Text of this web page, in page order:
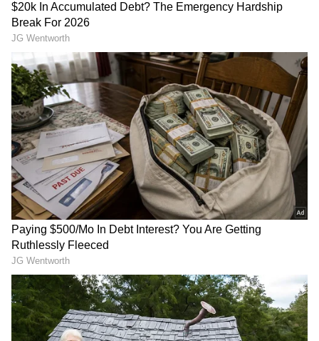
ಹೌದು. ದೇಶದ ಯಾವುದೇ ಪ್ರಮುಖ ಧಾರ್ಮಿಕ ಸ್ಥಳದಲ್ಲಿ
ನಿರ್ವಹಣೆಯಲ್ಲಿನ ಲೋಪಗಳು ಕಂಡುಬಂದಾಗ, ಇತರ
ಶ್ರೀಮಂತ ದೇವಾಲಯಗಳು ಮತ್ತು ಅವುಗಳ ವ್ಯವಸ್ಥೆಗಳ ಬಗ್ಗೆ
ಚರ್ಚೆಗಳು ಪ್ರಾರಂಭವಾಗುತ್ತವೆ. ಪ್ರತಿ ವರ್ಷ, ಲಕ್ಷಾಂತರ
ಭಕ್ತರು ತಿರುಪತಿಯ ವೆಂಕಟೇಶ್ವರ ದೇವಸ್ಥಾನ ಮತ್ತು ಶಿರಡಿಯ
ಸಾಯಿಬಾಬಾ ದೇವಸ್ಥಾನಕ್ಕೆ ಕೋಟ್ಯಂತರ ರೂಪಾಯಿ ನಗದು,
ಚಿನ್ನ ಮತ್ತು ಬೆಳ್ಳಿಯನ್ನು ದಾನ ಮಾಡುತ್ತಾರೆ. ದೇವಾಲಯದ
ಆಡಳಿತವು ಅಂತಹ ಬೃಹತ್ ಪ್ರಮಾಣದ ಹಣ, ದಾನ
ಮಾಡಿದ ವಸ್ತುಗಳನ್ನು ಎಣಿಸಲು ಪ್ರತ್ಯೇಕ ವ್ಯವಸ್ಥೆಗಳನ್ನು
ಮಾಡಿದೆ.
ಕಾಣಿಕೆ ಎಣಿಸಲು ವಿಶೇಷ ವ್ಯವಸ್ಥೆ
ತಿರುಮಲ ಬೆಟ್ಟಗಳ ಮೇಲಿರುವ ತಿರುಪತಿ ವೆಂಕಟೇಶ್ವರ
ದೇವಸ್ಥಾನವು ಕಾಣಿಕೆಗಳನ್ನು ಎಣಿಸಲು ಪರಕಮಣಿ ಎಂಬ
ವಿಶೇಷ ಮತ್ತು ಸುರಕ್ಷಿತ ವ್ಯವಸ್ಥೆ ಹೊಂದಿದೆ. ತೆಲುಗು